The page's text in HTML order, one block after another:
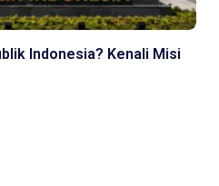
Indonesia? Kenali Misi